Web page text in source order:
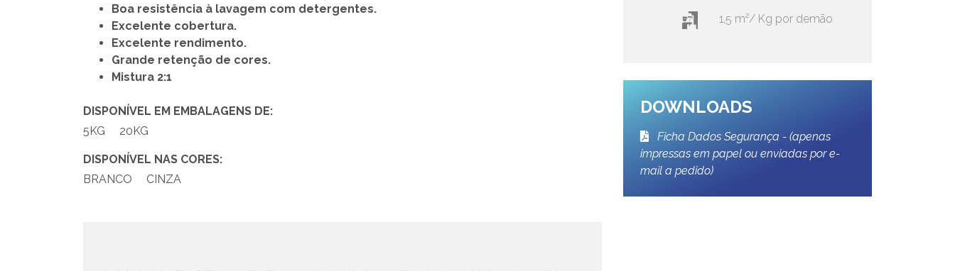
Boa resistência à lavagem com detergentes.
Excelente cobertura.
Excelente rendimento.
Grande retenção de cores.
Mistura 2:1
DISPONÍVEL EM EMBALAGENS DE:
5KG
20KG
DISPONÍVEL NAS CORES:
BRANCO
CINZA
1,5 m²/ Kg por demão
DOWNLOADS
Ficha Dados Segurança - (apenas
impressas em papel ou enviadas por e-
mail a pedido)